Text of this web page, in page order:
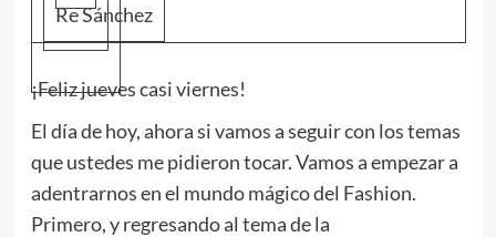
Re Sánchez
¡Feliz jueves casi viernes!
El día de hoy, ahora si vamos a seguir con los temas
que ustedes me pidieron tocar. Vamos a empezar a
adentrarnos en el mundo mágico del Fashion.
Primero, y regresando al tema de la